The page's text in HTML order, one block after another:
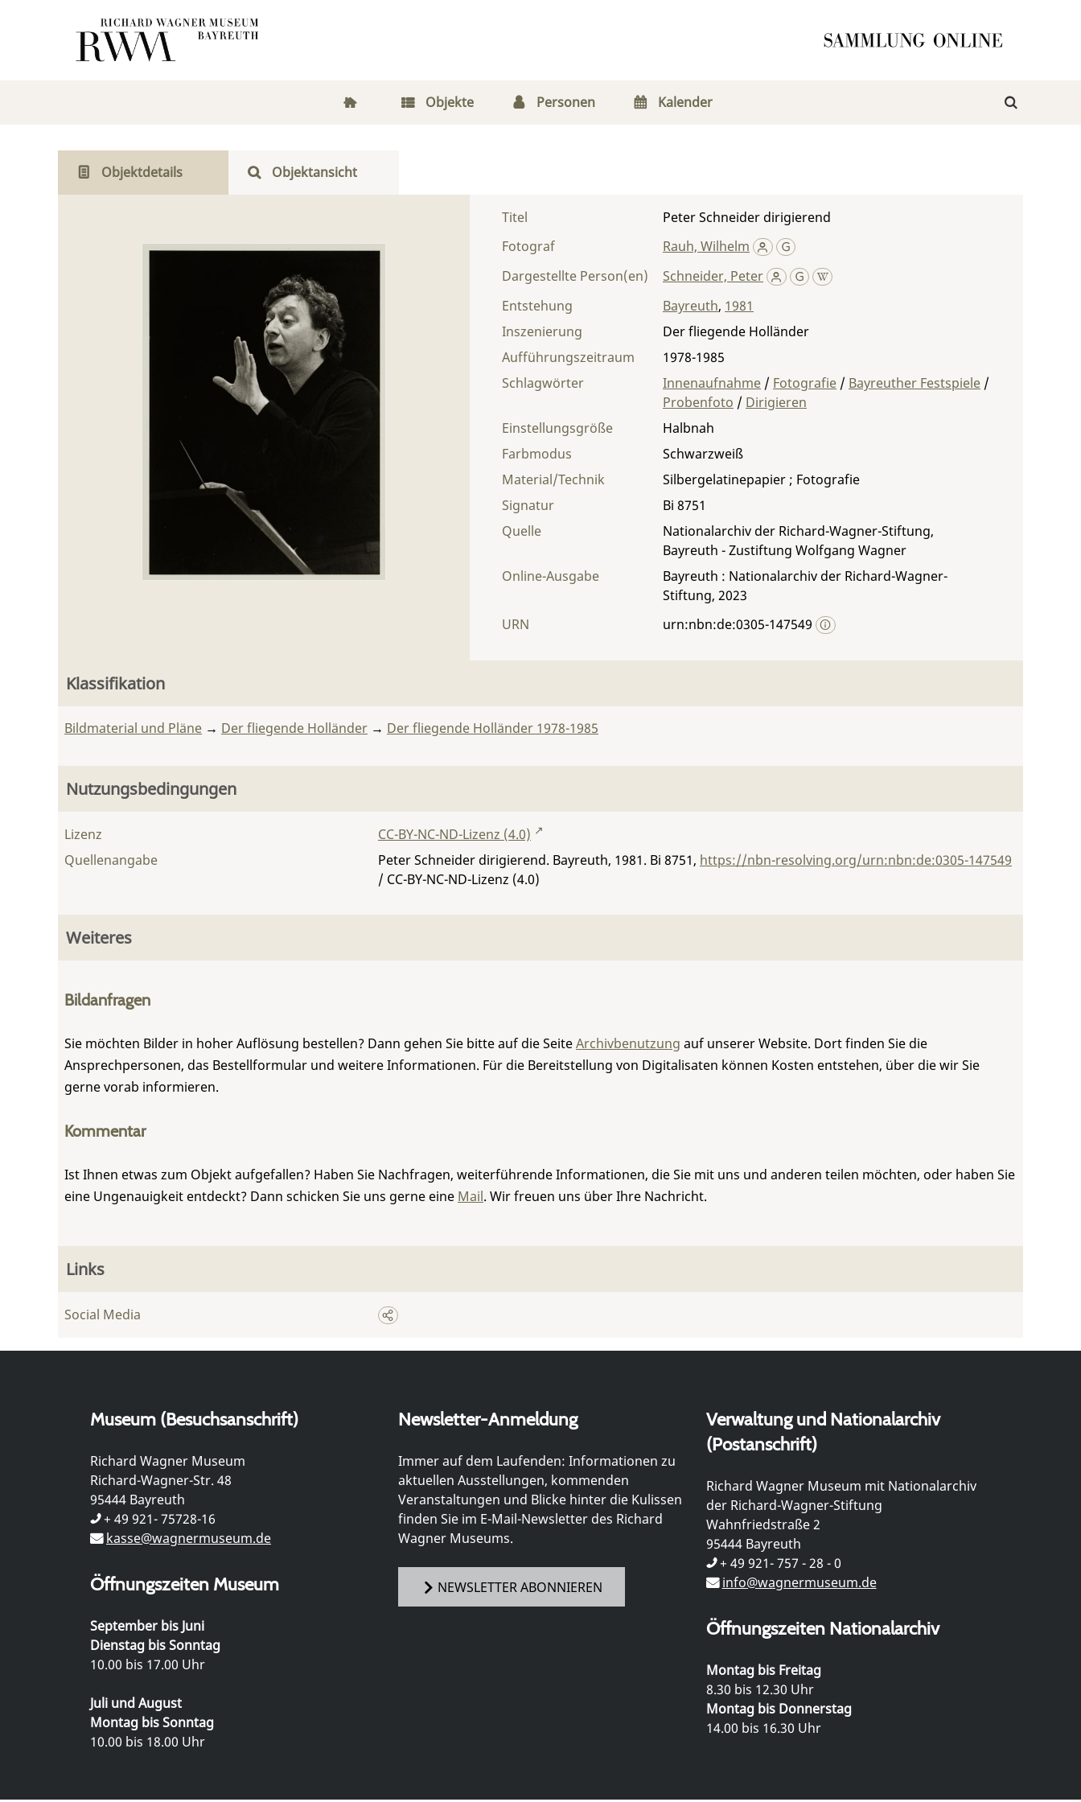
Objekte Personen Kalender
Objektdetails Objektansicht
Titel
Peter Schneider dirigierend
Fotograf
Rauh, Wilhelm
Dargestellte Person(en)
Schneider, Peter
Entstehung
Bayreuth, 1981
Material/Technik Silbergelatinepapier ; Fotografie
Einstellungsgröße
Halbnah
Farbmodus
Schwarzweiß
Inszenierung
Der fliegende Holländer
Aufführungszeitraum
1978-1985
Signatur
Bi 8751
Quelle
Nationalarchiv der Richard-Wagner-Stiftung,
Bayreuth - Zustiftung Wolfgang Wagner
Schlagwörter Innenaufnahme / Fotografie / Bayreuther Festspiele /
Probenfoto / Dirigieren
Online-Ausgabe
Bayreuth : Nationalarchiv der Richard-Wagner-
Stiftung, 2023
URN
urn:nbn:de:0305-147549
Klassifikation
Bildmaterial und Pläne → Der fliegende Holländer → Der fliegende Holländer 1978-1985
Nutzungsbedingungen
Lizenz
CC-BY-NC-ND-Lizenz (4.0)
Quellenangabe
Peter Schneider dirigierend. Bayreuth, 1981. Bi 8751, https://nbn-resolving.org/urn:nbn:de:0305-147549
/ CC-BY-NC-ND-Lizenz (4.0)
Weiteres
Bildanfragen
Sie möchten Bilder in hoher Auflösung bestellen? Dann gehen Sie bitte auf die SeiteArchivbenutzung auf unserer Website. Dort finden Sie die
Ansprechpersonen, das Bestellformular und weitere Informationen. Für die Bereitstellung von Digitalisaten können Kosten entstehen, über die wir Sie
gerne vorab informieren.
Kommentar
Ist Ihnen etwas zum Objekt aufgefallen? Haben Sie Nachfragen, weiterführende Informationen, die Sie mit uns und anderen teilen möchten, oder haben Sie
eine Ungenauigkeit entdeckt? Dann schicken Sie uns gerne eine Mail. Wir freuen uns über Ihre Nachricht.
Links
Social Media
Museum (Besuchsanschrift)
Richard Wagner Museum
Richard-Wagner-Str. 48
95444 Bayreuth
+ 49 921- 75728-16
kasse@wagnermuseum.de
Öffnungszeiten Museum
September bis Juni
Dienstag bis Sonntag
10.00 bis 17.00 Uhr
Juli und August
Montag bis Sonntag
10.00 bis 18.00 Uhr
Newsletter-Anmeldung
Immer auf dem Laufenden: Informationen zu
aktuellen Ausstellungen, kommenden
Veranstaltungen und Blicke hinter die Kulissen
finden Sie im E-Mail-Newsletter des Richard
Wagner Museums.
NEWSLETTER ABONNIEREN
Verwaltung und Nationalarchiv
(Postanschrift)
Richard Wagner Museum mit Nationalarchiv
der Richard-Wagner-Stiftung
Wahnfriedstraße 2
95444 Bayreuth
+ 49 921- 757 - 28 - 0
info@wagnermuseum.de
Öffnungszeiten Nationalarchiv
Montag bis Freitag
8.30 bis 12.30 Uhr
Montag bis Donnerstag
14.00 bis 16.30 Uhr